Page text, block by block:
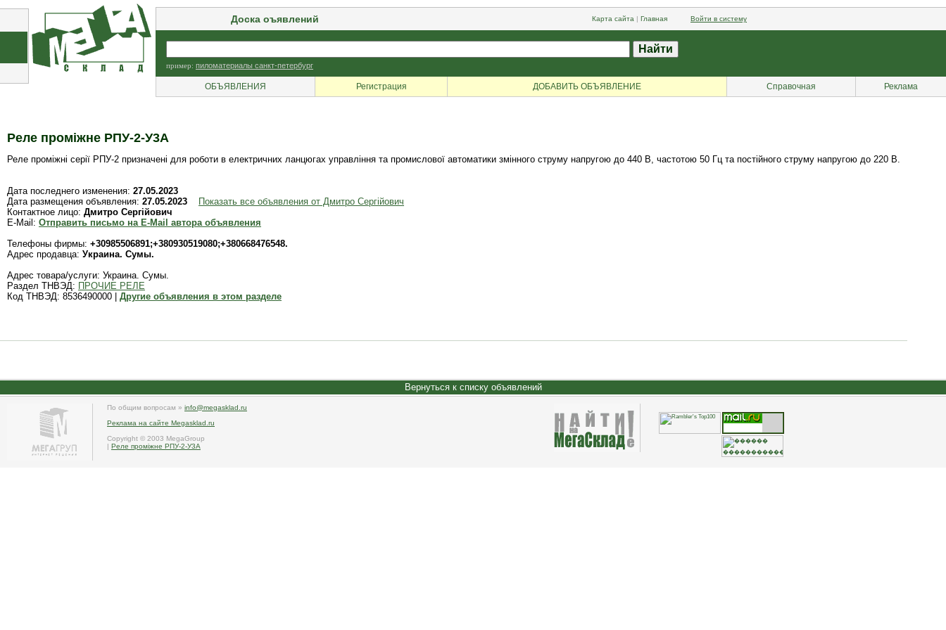
Доска оъявлений Карта сайта | Главная Войти в систему
пример: пиломатериалы санкт-петербург
ОБЪЯВЛЕНИЯ Регистрация ДОБАВИТЬ ОБЪЯВЛЕНИЕ Справочная Реклама
Реле проміжне РПУ-2-У3А
Реле проміжні серії РПУ-2 призначені для роботи в електричних ланцюгах управління та промислової автоматики змінного струму напругою до 440 В, частотою 50 Гц та постійного струму напругою до 220 В.
Дата последнего изменения: 27.05.2023
Дата размещения объявления: 27.05.2023
Показать все объявления от Дмитро Сергійович
Контактное лицо: Дмитро Сергійович
E-Mail: Отправить письмо на E-Mail автора объявления
Телефоны фирмы: +30985506891;+380930519080;+380668476548.
Адрес продавца: Украина. Сумы.
Адрес товара/услуги: Украина. Сумы.
Раздел ТНВЭД: ПРОЧИЕ РЕЛЕ
Код ТНВЭД: 8536490000 | Другие объявления в этом разделе
Вернуться к списку объявлений
По общим вопросам » info@megasklad.ru
Реклама на сайте Megasklad.ru
Copyright © 2003 MegaGroup
| Реле проміжне РПУ-2-У3А